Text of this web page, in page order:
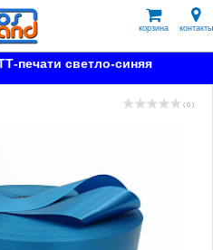
корзина контакты
печати светло-синяя
( 0 )